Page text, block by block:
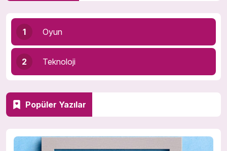
1 Oyun
2 Teknoloji
Popüler Yazılar